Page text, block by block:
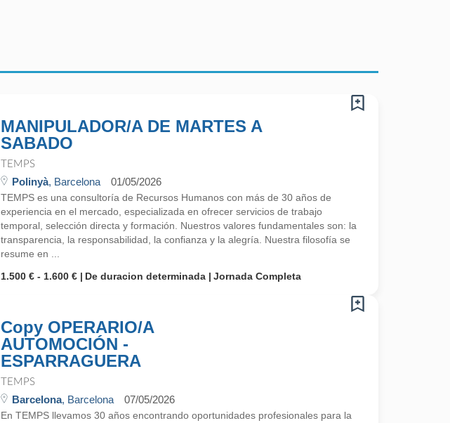
MANIPULADOR/A DE MARTES A
SABADO
TEMPS
Polinyà, Barcelona 01/05/2026
TEMPS es una consultoría de Recursos Humanos con más de 30 años de
experiencia en el mercado, especializada en ofrecer servicios de trabajo
temporal, selección directa y formación. Nuestros valores fundamentales son: la
transparencia, la responsabilidad, la confianza y la alegría. Nuestra filosofía se
resume en ...
1.500 € - 1.600 €
De duracion determinada Jornada Completa
Copy OPERARIO/A
AUTOMOCIÓN -
ESPARRAGUERA
TEMPS
Barcelona, Barcelona 07/05/2026
En TEMPS llevamos 30 años encontrando oportunidades profesionales para la